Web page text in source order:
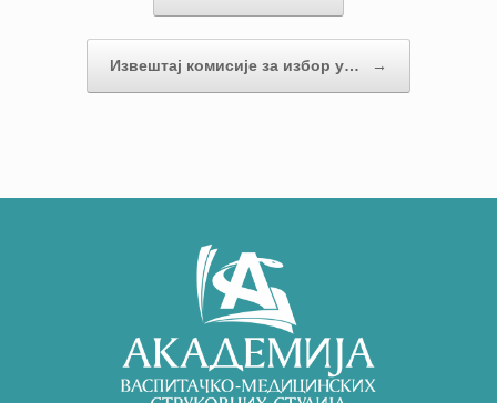
Извештај комисије за избор у… →